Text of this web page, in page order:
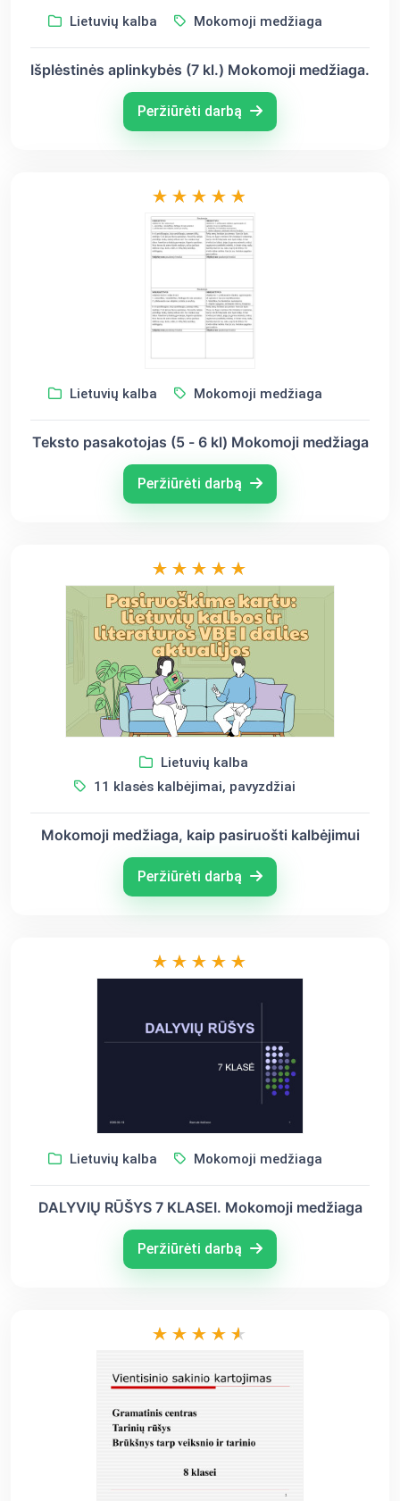
Lietuvių kalba Mokomoji medžiaga
Išplėstinės aplinkybės (7 kl.) Mokomoji medžiaga.
Peržiūrėti darbą
Lietuvių kalba Mokomoji medžiaga
Teksto pasakotojas (5 - 6 kl) Mokomoji medžiaga
Peržiūrėti darbą
Lietuvių kalba
11 klasės kalbėjimai, pavyzdžiai
Mokomoji medžiaga, kaip pasiruošti kalbėjimui
Peržiūrėti darbą
Lietuvių kalba Mokomoji medžiaga
DALYVIŲ RŪŠYS 7 KLASEI. Mokomoji medžiaga
Peržiūrėti darbą